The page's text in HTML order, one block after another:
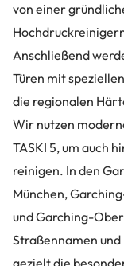
von einer
Anschließend
Türen mit
die regionalen
Wir nutzen
TASKI 5, um auch
reinigen. In den
München,
und Garching-
Straßennamen
gezielt die